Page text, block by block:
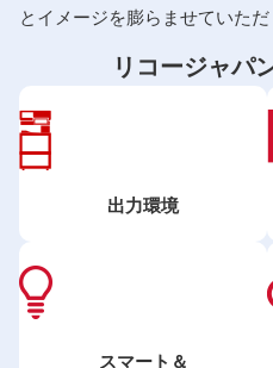
とイメージを膨らませていただ
リコージャパ
出力環境
スマート＆